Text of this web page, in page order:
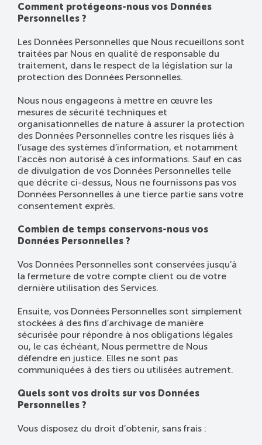
Comment protégeons-nous vos Données
Personnelles ?
Les Données Personnelles que Nous recueillons sont
traitées par Nous en qualité de responsable du
traitement, dans le respect de la législation sur la
protection des Données Personnelles.
Nous nous engageons à mettre en œuvre les
mesures de sécurité techniques et
organisationnelles de nature à assurer la protection
des Données Personnelles contre les risques liés à
l’usage des systèmes d’information, et notamment
l’accès non autorisé à ces informations. Sauf en cas
de divulgation de vos Données Personnelles telle
que décrite ci-dessus, Nous ne fournissons pas vos
Données Personnelles à une tierce partie sans votre
consentement exprès.
Combien de temps conservons-nous vos
Données Personnelles ?
Vos Données Personnelles sont conservées jusqu’à
la fermeture de votre compte client ou de votre
dernière utilisation des Services.
Ensuite, vos Données Personnelles sont simplement
stockées à des fins d’archivage de manière
sécurisée pour répondre à nos obligations légales
ou, le cas échéant, Nous permettre de Nous
défendre en justice. Elles ne sont pas
communiquées à des tiers ou utilisées autrement.
Quels sont vos droits sur vos Données
Personnelles ?
Vous disposez du droit d’obtenir, sans frais :